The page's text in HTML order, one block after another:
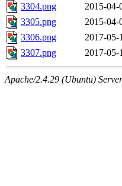
3304.png
2015-04-
3305.png
2015-04-
3306.png
2017-05-
3307.png
2017-05-
Apache/2.4.29 (Ubuntu)